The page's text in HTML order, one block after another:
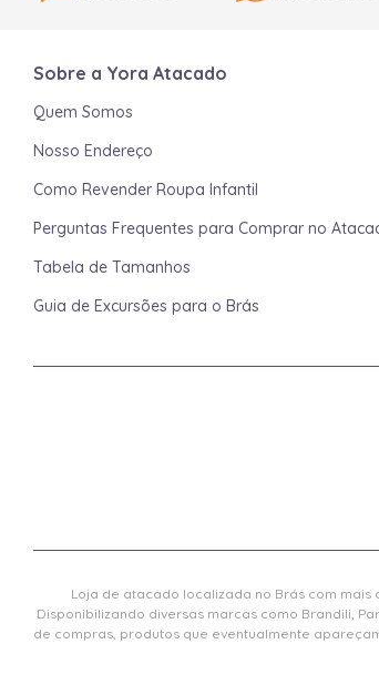
Sobre a Yora Atacado
Quem Somos
Nosso Endereço
Como Revender Roupa Infantil
Perguntas Frequentes para Comprar no
Tabela de Tamanhos
Guia de Excursões para o Brás
Loja de atacado localizada no Brás com
Disponibilizando diversas marcas como Brandili,
de compras, produtos que eventualmente